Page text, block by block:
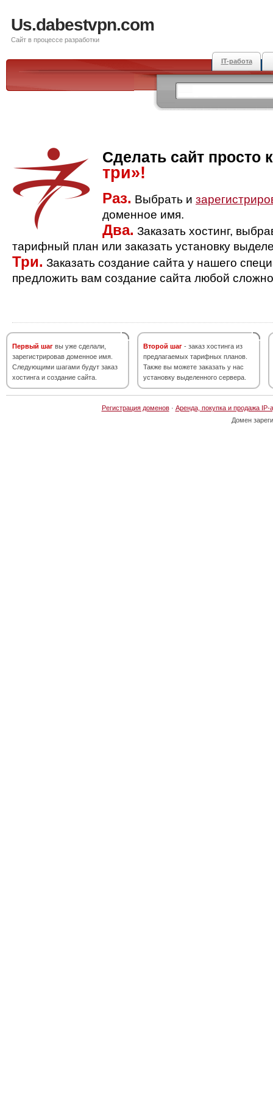
Us.dabestvpn.com
Сайт в процессе разработки
IT-работа
Сделать сайт просто
три»!
Раз. Выбрать и
доменное имя.
Два. Заказать хостинг,
тарифный план или заказать установку
Три. Заказать создание сайта у нашего
предложить вам создание сайта любой
Первый шаг вы уже сделали,
зарегистрировав доменное имя.
Следующими шагами будут заказ
хостинга и создание сайта.
Второй шаг - заказ хостинга из
предлагаемых тарифных планов.
Также вы можете заказать у нас
установку выделенного сервера.
Регистрация доменов· Аренда, покупка и продажа IP-
Домен